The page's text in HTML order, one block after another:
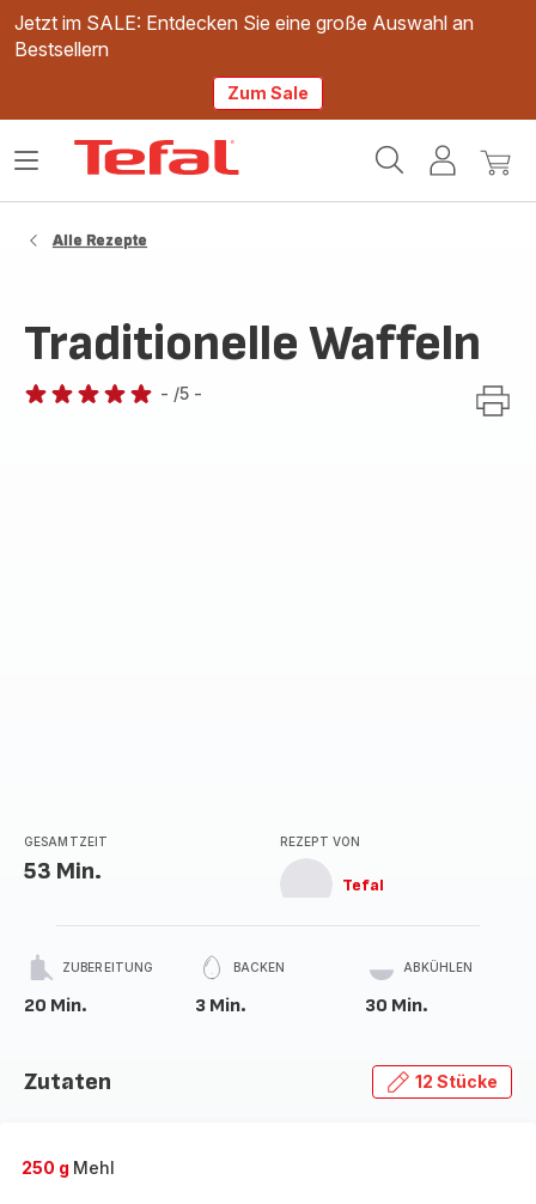
Jetzt im SALE: Entdecken Sie eine große Auswahl an
Bestsellern
Zum Sale
Mein
Mein
Das
Alle Rezepte
Traditionelle Waffeln
- /5 -
GESAMTZEIT
53 Min.
REZEPT VON
Tefal
ZUBEREITUNG
20 Min.
BACKEN
3 Min.
ABKÜHLEN
30 Min.
Zutaten 12 Stücke
250 g Mehl